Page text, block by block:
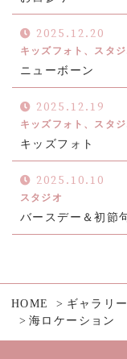
2025.12.20
キッズフォト、スタ
ニューボーン
2025.12.19
キッズフォト、スタジ
キッズフォト
2025.10.10
スタジオ
バースデー＆初節
HOME ギャラリー
海ロケーション